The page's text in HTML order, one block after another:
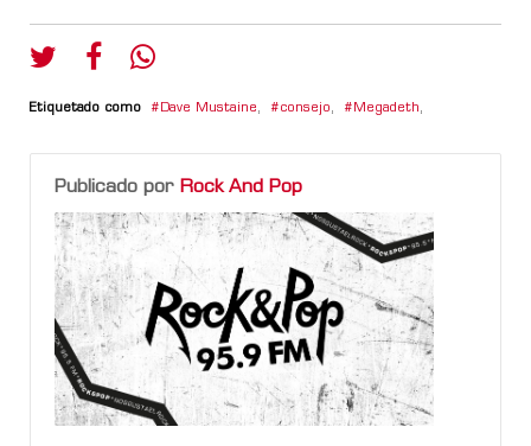
Etiquetado como Dave Mustaine, consejo, Megadeth,
Publicado por Rock And Pop